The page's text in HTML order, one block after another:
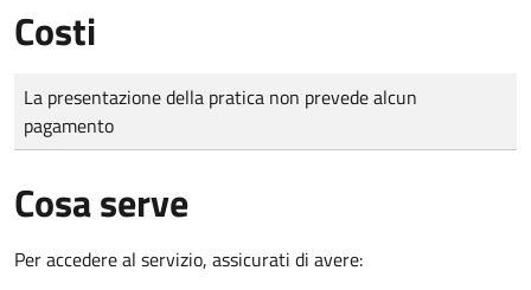
Costi
Tipo di pagamento
Importo
La presentazione della pratica non prevede alcun
pagamento
Cosa serve
Per accedere al servizio, assicurati di avere: